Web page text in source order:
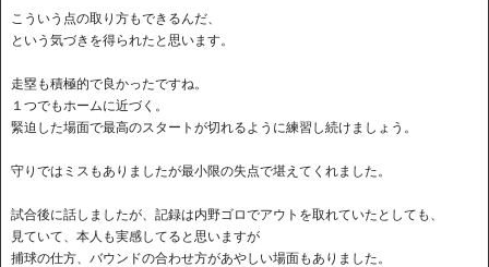
こういう点の取り方もできるんだ、
という気づきを得られたと思います。
走塁も積極的で良かったですね。
１つでもホームに近づく。
緊迫した場面で最高のスタートが切れるように練習し続けましょう。
守りではミスもありましたが最小限の失点で堪えてくれました。
試合後に話しましたが、記録は内野ゴロでアウトを取れていたとしても、
見ていて、本人も実感してると思いますが
捕球の仕方、バウンドの合わせ方があやしい場面もありました。